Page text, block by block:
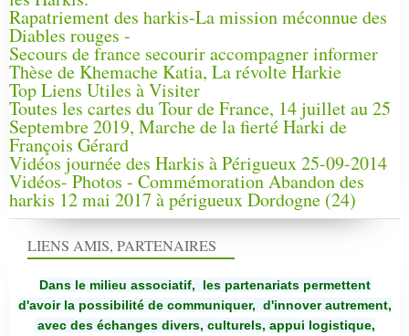
Rapatriement des harkis-La mission méconnue des
Diables rouges -
Secours de france secourir accompagner informer
Thèse de Khemache Katia, La révolte Harkie
Top Liens Utiles à Visiter
Toutes les cartes du Tour de France, 14 juillet au 25
Septembre 2019, Marche de la fierté Harki de
François Gérard
Vidéos journée des Harkis à Périgueux 25-09-2014
Vidéos- Photos - Commémoration Abandon des
harkis 12 mai 2017 à périgueux Dordogne (24)
LIENS AMIS, PARTENAIRES
Dans le milieu associatif, les partenariats permettent
d'avoir la possibilité de communiquer, d'innover autrement,
avec des échanges divers, culturels, appui logistique,